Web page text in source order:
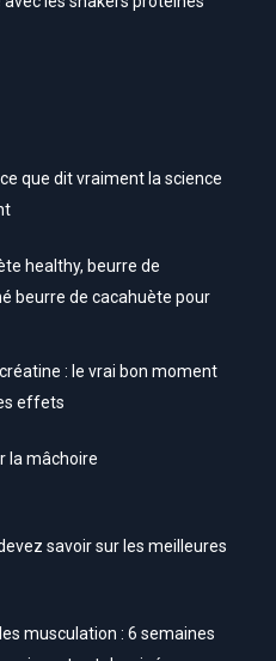
que dit vraiment la science
healthy, beurre de
beurre de cacahuète pour
: le vrai bon moment
effets
la mâchoire
savoir sur les meilleures
musculation : 6 semaines